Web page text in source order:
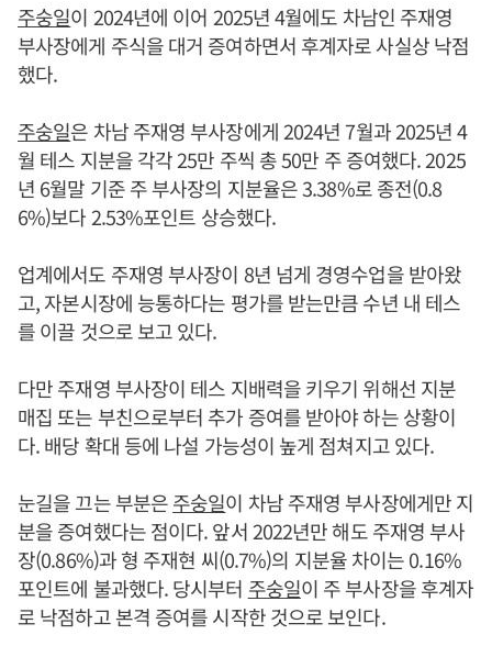
주숭일이 2024년에 이어 2025년 4월에도 차남인 주재영
부사장에게 주식을 대거 증여하면서 후계자로 사실상 낙점
했다.
주숭일은 차남 주재영 부사장에게 2024년 7월과 2025년 4
월 테스 지분을 각각 25만 주씩 총 50만 주 증여했다. 2025
년 6월말 기준 주 부사장의 지분율은 3.38%로 종전(0.8
6%)보다 2.53%포인트 상승했다.
업계에서도 주재영 부사장이 8년 넘게 경영수업을 받아왔
고, 자본시장에 능통하다는 평가를 받는만큼 수년 내 테스
를 이끌 것으로 보고 있다.
다만 주재영 부사장이 테스 지배력을 키우기 위해선 지분
매집 또는 부친으로부터 추가 증여를 받아야 하는 상황이
다. 배당 확대 등에 나설 가능성이 높게 점쳐지고 있다.
눈길을 끄는 부분은주숭일이 차남 주재영 부사장에게만 지
분을 증여했다는 점이다. 앞서 2022년만 해도 주재영 부사
장(0.86%)과 형 주재현 씨(0.7%)의 지분율 차이는 0.16%
포인트에 불과했다. 당시부터 주숭일이 주 부사장을 후계자
로 낙점하고 본격 증여를 시작한 것으로 보인다.